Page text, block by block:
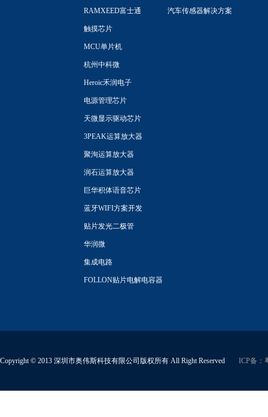
RAMXEED富士通
触摸芯片
MCU单片机
杭州中科微
Heroic禾润电子
电源管理芯片
天微显示驱动芯片
3PEAK运算放大器
聚洵运算放大器
润石运算放大器
巨华积体语音芯片
蓝牙WIFI方案开发
贴片发光二极管
华润微
集成电路
FOLLON贴片电解电容器
汽车传感器解决方案
Copyright © 2013 深圳市奥伟斯科技有限公司版权所有 All Right Reserved ICP备：